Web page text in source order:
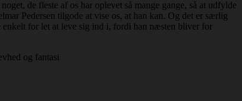
de fleste af os har oplevet så mange gange, så at udfylde
Pedersen tilgode at vise os, at han kan. Og det er særlig
enkelt for let at leve sig ind i, fordi han næsten bliver for
og fantasi